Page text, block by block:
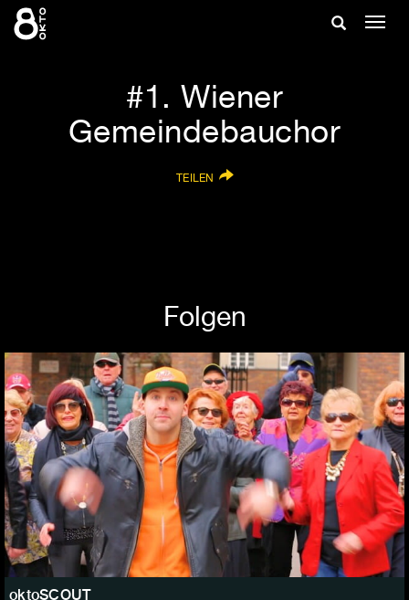
Zum
Inhalt
Suche
1. Wiener
Gemeindebauchor
TEILEN
Folgen
oktoSCOUT